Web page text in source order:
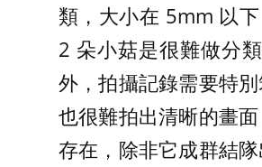
類，大小在 5mm 以
2 朵小菇是很難做分
外，拍攝記錄需要特
也很難拍出清晰的畫
存在，除非它成群結